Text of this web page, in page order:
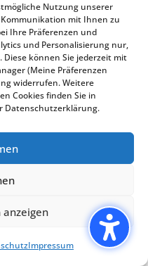
Nutzung unserer
mit Ihnen zu
Ihre Präferenzen und
und Personalisierung nur,
können Sie jederzeit mit
(Meine Präferenzen
widerrufen. Weitere
Cookies finden Sie in
Datenschutzerklärung.
anzeigen
Impressum
dëshirat e
familjes të
e fshatit afër
familjes dhe
kësaj,
nuk janë
njerëzit të
varrimit dhe
e pamundur.